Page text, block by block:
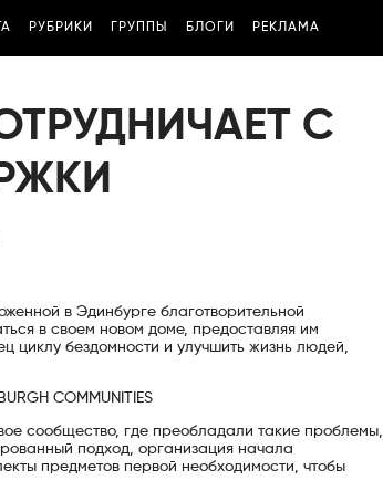
РУБРИКИ ГРУППЫ БЛОГИ РЕКЛАМА
С
в Эдинбурге благотворительной
в своем новом доме, предоставляя им
циклу бездомности и улучшить жизнь людей,
сообщество, где преобладали такие проблемы,
подход, организация начала
предметов первой необходимости, чтобы